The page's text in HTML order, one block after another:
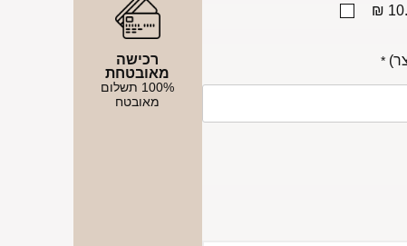
*
רכישה
מאובטחת
100% תשלום
מאובטח